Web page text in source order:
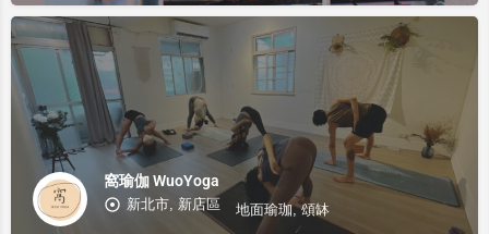
窩瑜伽 WuoYoga
新北市, 新店區 地面瑜珈, 頌缽